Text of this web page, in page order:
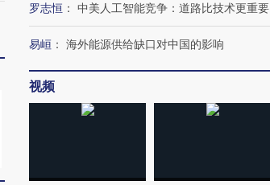
航飞行员跨国走私7万
罗志恒 ： 中美人工智能竞争：道路比技术更重要
易峘 ： 海外能源供给缺口对中国的影响
视频